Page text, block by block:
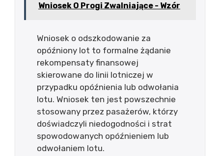
Wniosek O Progi Zwalniające - Wzór
Wniosek o odszkodowanie za
opóźniony lot to formalne żądanie
rekompensaty finansowej
skierowane do linii lotniczej w
przypadku opóźnienia lub odwołania
lotu. Wniosek ten jest powszechnie
stosowany przez pasażerów, którzy
doświadczyli niedogodności i strat
spowodowanych opóźnieniem lub
odwołaniem lotu.